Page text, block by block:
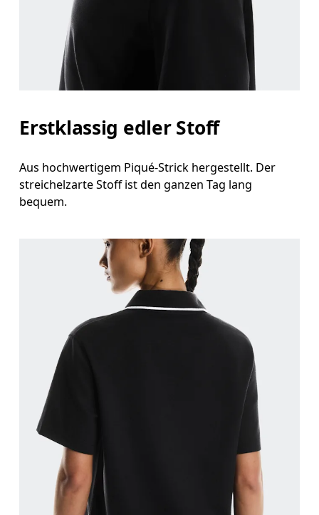
Erstklassig edler Stoff
Aus hochwertigem Piqué-Strick hergestellt. Der
streichelzarte Stoff ist den ganzen Tag lang
bequem.